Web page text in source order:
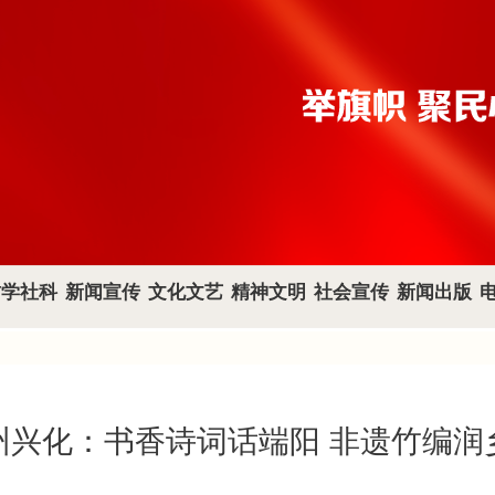
社科 新闻宣传 文化文艺 精神文明 社会宣传 新闻出版
兴化：书香诗词话端阳 非遗竹编润